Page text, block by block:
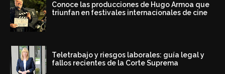
Conoce las producciones de Hugo Armoa que
triunfan en festivales internacionales de cine
Teletrabajo y riesgos laborales: guía legal y
fallos recientes de la Corte Suprema